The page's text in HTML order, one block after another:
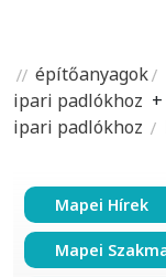
építőanyagok
ipari padlókhoz +
ipari padlókhoz
Mapei Hírek
Mapei